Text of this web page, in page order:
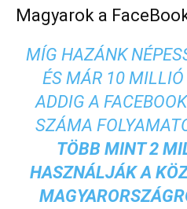
Magyarok a
MÍG HAZÁNK
ÉS MÁR 10 MILLIÓ
ADDIG A
SZÁMA
TÖBB MINT 2
HASZNÁLJÁK A